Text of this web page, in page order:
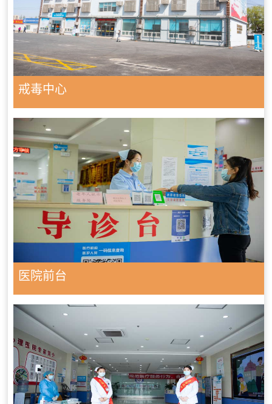
戒毒中心
医院前台